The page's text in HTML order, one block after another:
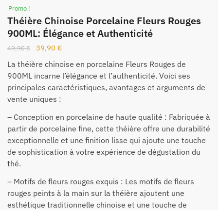
Promo !
Théière Chinoise Porcelaine Fleurs Rouges
900ML: Élégance et Authenticité
49,90€ 39,90 €
La théière chinoise en porcelaine Fleurs Rouges de
900ML incarne l’élégance et l’authenticité. Voici ses
principales caractéristiques, avantages et arguments de
vente uniques :
– Conception en porcelaine de haute qualité : Fabriquée à
partir de porcelaine fine, cette théière offre une durabilité
exceptionnelle et une finition lisse qui ajoute une touche
de sophistication à votre expérience de dégustation du
thé.
– Motifs de fleurs rouges exquis : Les motifs de fleurs
rouges peints à la main sur la théière ajoutent une
esthétique traditionnelle chinoise et une touche de